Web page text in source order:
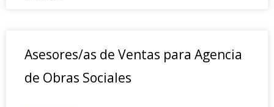
Asesores/as de Ventas para Agencia
de Obras Sociales